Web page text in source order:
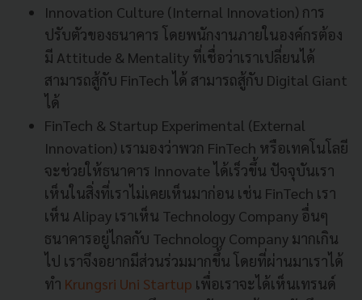
Innovation Culture (Internal Innovation) การ
ปรับตัวของธนาคาร โดยพนักงานภายในองค์กรต้อง
มี Attitude & Mentality ที่เชื่อว่าเราเปลี่ยนได้
สามารถสู้กับ FinTech ได้ สามารถสู้กับ Digital Giant
ได้
FinTech & Startup Experimental (External
Innovation) เรามองว่าพวก FinTech หรือเทคโนโลยี
จะช่วยให้ธนาคาร Innovate ได้เร็วขึ้น ปัจจุบันเรา
เห็นในสิ่งที่เราไม่เคยเห็นมาก่อน เช่น FinTech เรา
เห็น Alipay เราเห็น Technology Company อื่นๆ
ธนาคารอยู่ไกลกับ Technology Company มากเกิน
ไป เราจึงอยากมีส่วนร่วมมากขึ้น โดยที่ผ่านมาเราได้
ทำ Krungsri Uni Startup เพื่อเราจะได้เห็นเทรนด์